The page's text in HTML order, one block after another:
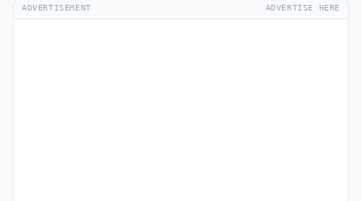
ADVERTISEMENT ADVERTISE HERE